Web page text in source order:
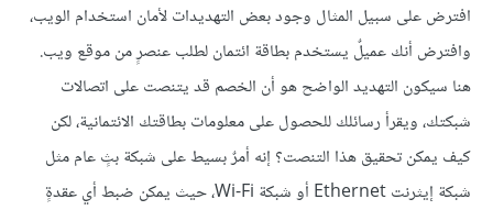
افترض على سبيل المثال وجود بعض التهديدات لأمان استخدام الويب،
وافترض أنك عميلٌ يستخدم بطاقة ائتمان لطلب عنصرٍ من موقع ويب.
هنا سيكون التهديد الواضح هو أن الخصم قد يتنصت على اتصالات
شبكتك، ويقرأ رسائلك للحصول على معلومات بطاقتك الائتمانية، لكن
كيف يمكن تحقيق هذا التنصت؟ إنه أمرٌ بسيط على شبكة بثٍ عام مثل
شبكة إيثرنت Ethernet أو شبكة Wi-Fi، حيث يمكن ضبط أي عقدةٍ